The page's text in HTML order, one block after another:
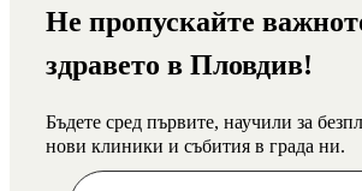
Не пропускайте
здравето в Пловдив!
Бъдете сред първите, научили за
нови клиники и събития в града ни.